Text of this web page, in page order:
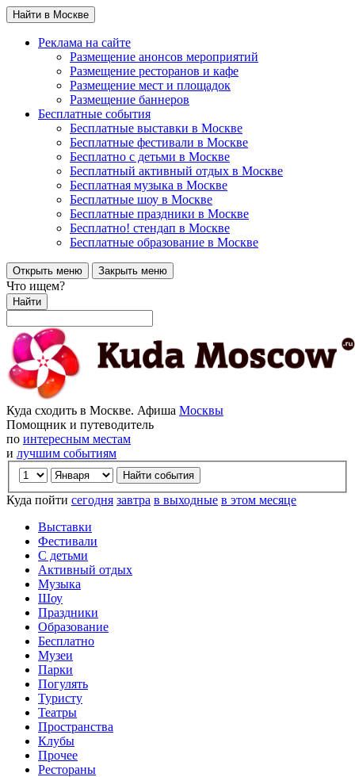
Найти в Москве
Реклама на сайте
Размещение анонсов мероприятий
Размещение ресторанов и кафе
Размещение мест и площадок
Размещение баннеров
Бесплатные события
Бесплатные выставки в Москве
Бесплатные фестивали в Москве
Бесплатно с детьми в Москве
Бесплатный активный отдых в Москве
Бесплатная музыка в Москве
Бесплатные шоу в Москве
Бесплатные праздники в Москве
Бесплатно! стендап в Москве
Бесплатные образование в Москве
Открыть меню Закрыть меню
Что ищем?
Найти
Куда сходить в Москве. Афиша Москвы
Помощник и путеводитель
по интересным местам
и лучшим событиям
Куда пойти сегодня завтра в выходные в этом месяце
Выставки
Фестивали
С детьми
Активный отдых
Музыка
Шоу
Праздники
Образование
Бесплатно
Музеи
Парки
Погулять
Туристу
Театры
Пространства
Клубы
Прочее
Рестораны